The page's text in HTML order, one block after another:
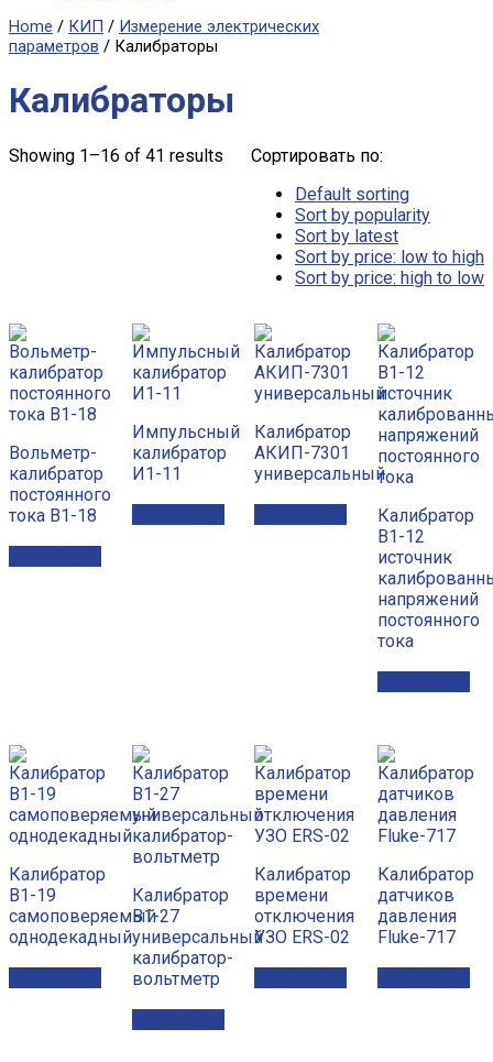
Home / КИП / Измерение электрических
параметров / Калибраторы
Калибраторы
Showing 1–16 of 41 results
Сортировать по:
Default sorting
Sort by popularity
Sort by latest
Sort by price: low to high
Sort by price: high to low
Вольметр-
калибратор
постоянного
тока В1-18
Импульсный
калибратор
И1-11
Калибратор
АКИП-7301
универсальный
Калибратор
В1-12
источник
напряжений
постоянного
тока
Калибратор
В1-19
самоповеряемый
однодекадный
Калибратор
В1-27
универсальный
калибратор-
вольтметр
Калибратор
времени
отключения
УЗО ERS-02
Калибратор
датчиков
давления
Fluke-717